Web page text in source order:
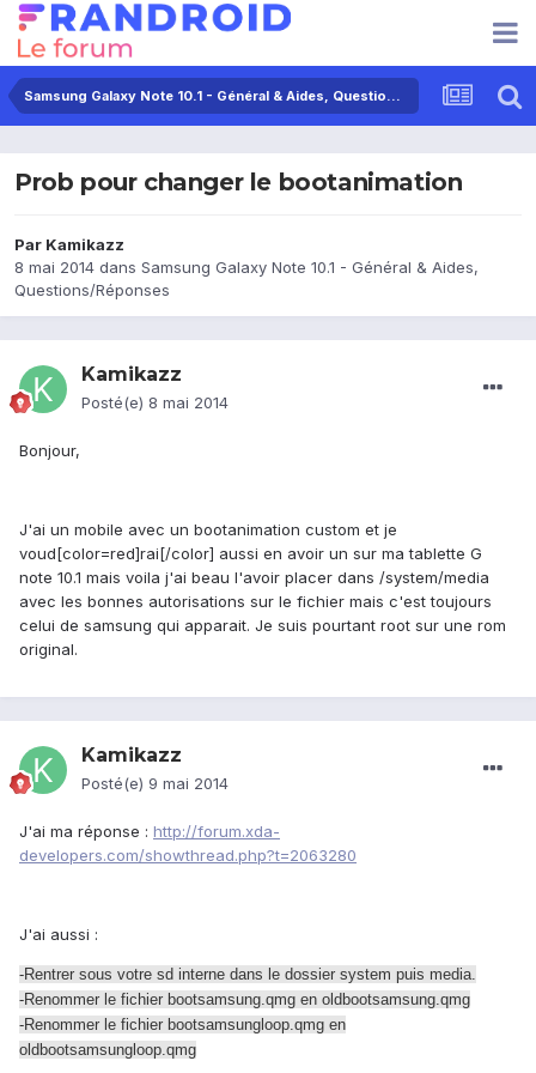
Samsung Galaxy Note 10.1 - Général & Aides, Questions/Réponses
Prob pour changer le bootanimation
Par Kamikazz
8 mai 2014 dans Samsung Galaxy Note 10.1 - Général & Aides,
Questions/Réponses
Kamikazz
Posté(e) 8 mai 2014
Bonjour,
J'ai un mobile avec un bootanimation custom et je
voud[color=red]rai[/color] aussi en avoir un sur ma tablette G
note 10.1 mais voila j'ai beau l'avoir placer dans /system/media
avec les bonnes autorisations sur le fichier mais c'est toujours
celui de samsung qui apparait. Je suis pourtant root sur une rom
original.
Kamikazz
Posté(e) 9 mai 2014
J'ai ma réponse : http://forum.xda-
developers.com/showthread.php?t=2063280
J'ai aussi :
-Rentrer sous votre sd interne dans le dossier system puis media.
-Renommer le fichier bootsamsung.qmg en oldbootsamsung.qmg
-Renommer le fichier bootsamsungloop.qmg en
oldbootsamsungloop.qmg